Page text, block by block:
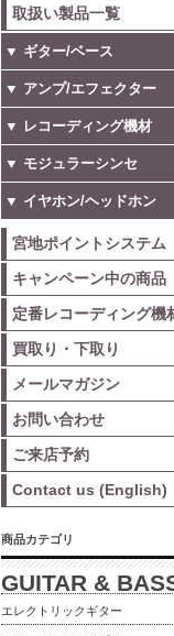
取扱い製品一覧
▼ ギター/ベース
▼ アンプ/エフェクター
▼ レコーディング機材
▼ モジュラーシンセ
▼ イヤホン/ヘッドホン
宮地ポイントシステム
キャンペーン中の商品
定番レコーディング機
買取り・下取り
メールマガジン
お問い合わせ
ご来店予約
Contact us (English)
商品カテゴリ
GUITAR &
エレクトリックギター